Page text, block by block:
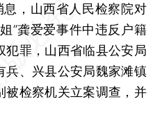
，山西省人民检察院对
”龚爱爱事件中违反户籍
犯罪，山西省临县公安局
兵、兴县公安局魏家滩镇
被检察机关立案调查，并